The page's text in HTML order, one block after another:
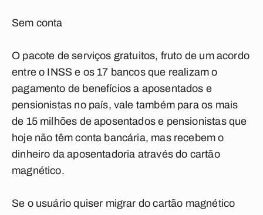
Sem conta
O pacote de serviços gratuitos, fruto de um acordo
entre o INSS e os 17 bancos que realizam o
pagamento de benefícios a aposentados e
pensionistas no país, vale também para os mais
de 15 milhões de aposentados e pensionistas que
hoje não têm conta bancária, mas recebem o
dinheiro da aposentadoria através do cartão
magnético.
Se o usuário quiser migrar do cartão magnético